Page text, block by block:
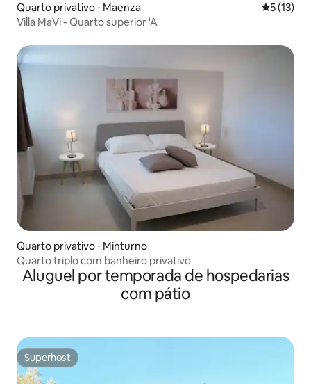
Quarto privativo ⋅ Maenza 5 de uma
5 (13)
Villa MaVi - Quarto superior 'A'
Quarto privativo ⋅ Minturno
Quarto triplo com banheiro privativo
Aluguel por temporada de hospedarias
com pátio
Superhost
Superhost